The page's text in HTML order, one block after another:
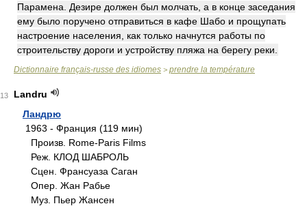
Парамена. Дезире должен был молчать, а в конце заседания
ему было поручено отправиться в кафе Шабо и прощупать
настроение населения, как только начнутся работы по
строительству дороги и устройству пляжа на берегу реки.
Dictionnaire français-russe des idiomes > prendre la température
13
Landru
Ландрю
1963 - Франция (119 мин)
Произв. Rome-Paris Films
Реж. КЛОД ШАБРОЛЬ
Сцен. Франсуаза Саган
Опер. Жан Рабье
Муз. Пьер Жансен